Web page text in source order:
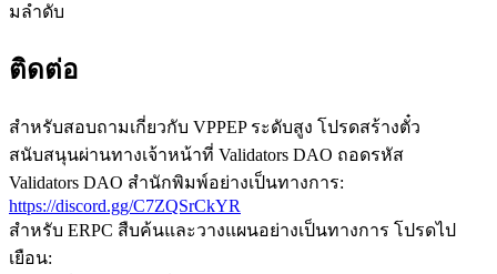
มลําดับ
ติดต่อ
สําหรับสอบถามเกี่ยวกับ VPPEP ระดับสูง โปรดสร้างตั๋ว
สนับสนุนผ่านทางเจ้าหน้าที่ Validators DAO ถอดรหัส
Validators DAO สํานักพิมพ์อย่างเป็นทางการ:
https://discord.gg/C7ZQSrCkYR
สําหรับ ERPC สืบค้นและวางแผนอย่างเป็นทางการ โปรดไป
เยือน: